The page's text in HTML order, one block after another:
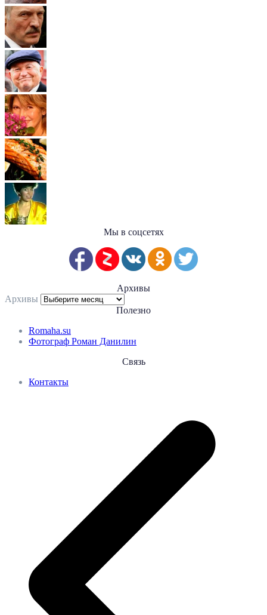
Мы в соцсетях
Архивы
Архивы
Полезно
Romaha.su
Фотограф Роман Данилин
Связь
Контакты